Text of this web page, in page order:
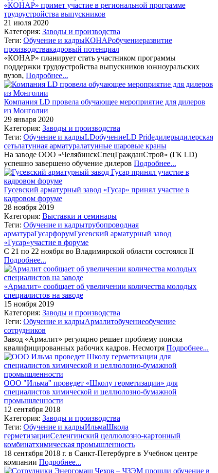
«КОНАР» примет участие в региональной программе
трудоустройства выпускников
21 июля 2020
Категория: Заводы и производства
Теги: Обучение и кадрыКОНАРобучениеразвитие
производствакадровый потенциал
«КОНАР» планирует стать участником программы
поддержки трудоустройства выпускников южноуральских
вузов, Подробнее...
Компания LD провела обучающее мероприятие для дилеров
из Монголии
29 января 2020
Категория: Заводы и производства
Теги: Обучение и кадрыLDобучениеLD Prideдилерыдилерская
сетьлатунная арматуралатунные шаровые краны
На заводе ООО «ЧелябинскСпецГражданСтрой» (ГК LD)
успешно завершено обучение дилеров Подробнее...
Гусевский арматурный завод «Гусар» принял участие в
кадровом форуме
28 ноября 2019
Категория: Выставки и семинары
Теги: Обучение и кадрытрубопроводная
арматураГусарфорумГусевский арматурный завод
«Гусар»участие в форуме
С 21 по 22 ноября во Владимирской области состоялся II
Подробнее...
«Армалит» сообщает об увеличении количества молодых
специалистов на заводе
15 ноября 2019
Категория: Заводы и производства
Теги: Обучение и кадрыАрмалитобучениеобучение
сотрудников
Завод «Армалит» регулярно решает проблему поиска
квалифицированных рабочих кадров. Несмотря Подробнее...
ООО "Ильма" проведет «Школу герметизации» для
специалистов химической и целлюлозно-бумажной
промышленности
12 сентября 2018
Категория: Заводы и производства
Теги: Обучение и кадрыИльмаШкола
герметизацииСеленгинский целлюлозно-картонный
комбинатхимическая промышленность
18 сентября 2018 г. в Санкт-Петербурге в Учебном центре
компании Подробнее...